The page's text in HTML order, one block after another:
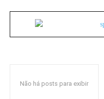
Não há posts para exibir